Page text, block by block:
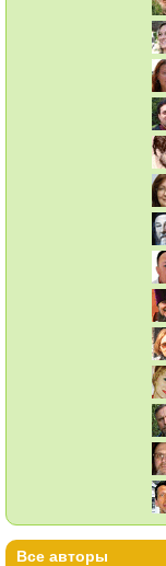
Все авторы